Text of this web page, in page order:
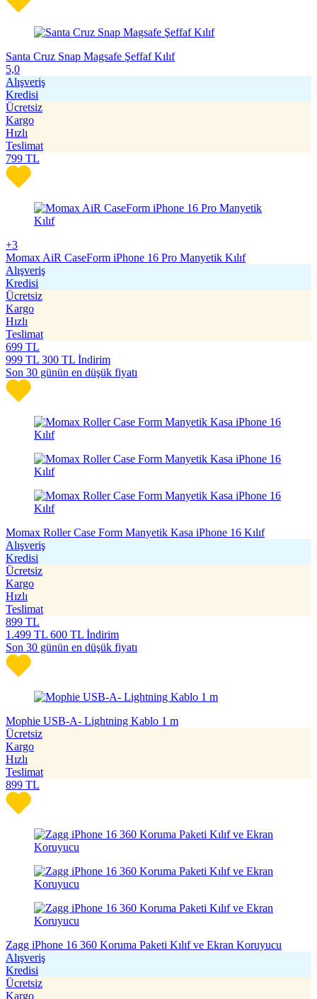
Santa Cruz Snap Magsafe Şeffaf Kılıf
5,0
Alışveriş
Kredisi
Ücretsiz
Kargo
Hızlı
Teslimat
799 TL
+3
Momax AiR CaseForm iPhone 16 Pro Manyetik Kılıf
Alışveriş
Kredisi
Ücretsiz
Kargo
Hızlı
Teslimat
699 TL
999 TL 300 TL İndirim
Son 30 günün en düşük fiyatı
Momax Roller Case Form Manyetik Kasa iPhone 16 Kılıf
Alışveriş
Kredisi
Ücretsiz
Kargo
Hızlı
Teslimat
899 TL
1.499 TL 600 TL İndirim
Son 30 günün en düşük fiyatı
Mophie USB-A- Lightning Kablo 1 m
Ücretsiz
Kargo
Hızlı
Teslimat
899 TL
Zagg iPhone 16 360 Koruma Paketi Kılıf ve Ekran Koruyucu
Alışveriş
Kredisi
Ücretsiz
Kargo